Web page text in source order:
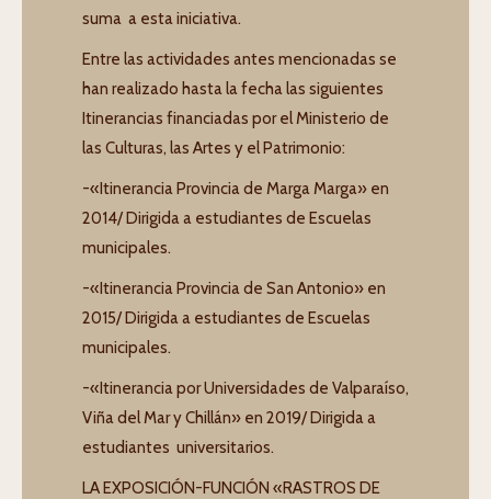
suma a esta iniciativa.
Entre las actividades antes mencionadas se
han realizado hasta la fecha las siguientes
Itinerancias financiadas por el Ministerio de
las Culturas, las Artes y el Patrimonio:
-«Itinerancia Provincia de Marga Marga» en
2014/ Dirigida a estudiantes de Escuelas
municipales.
-«Itinerancia Provincia de San Antonio» en
2015/ Dirigida a estudiantes de Escuelas
municipales.
-«Itinerancia por Universidades de Valparaíso,
Viña del Mar y Chillán» en 2019/ Dirigida a
estudiantes universitarios.
LA EXPOSICIÓN-FUNCIÓN «RASTROS DE